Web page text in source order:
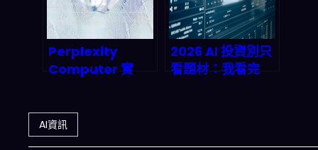
Perplexity
Computer 實
型的『數碼工
人』，值不值？
2026 AI 投資別只
看題材：我看完
AI資訊